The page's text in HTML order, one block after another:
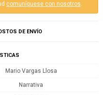
comuníquese con nosotros.
DE ENVÍO
Mario Vargas Llosa
Narrativa